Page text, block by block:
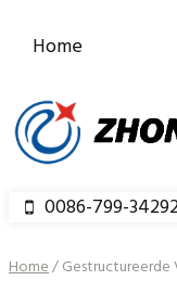
Home
0086-799-
Home/Gestructureerde